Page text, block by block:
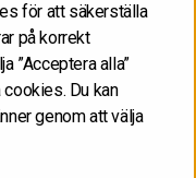
för att säkerställa
på korrekt
”Acceptera alla”
cookies. Du kan
genom att välja
på